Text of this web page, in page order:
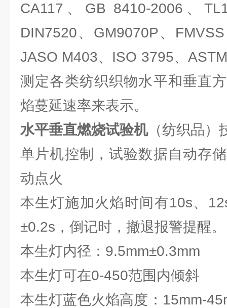
CA117、GB 8410-2006、
DIN7520、GM9070P、
JASO M403、ISO 3795、
测定各类纺织织物水平和垂直
焰蔓延速率来表示。
水平垂直燃烧试验机（纺织品）
单片机控制，试验数据自动存
动点火
本生灯施加火焰时间有10s、
±0.2s，倒记时，撤退报警提醒。
本生灯内径：9.5mm±0.3mm
本生灯可在0-450范围内倾斜
本生灯蓝色火焰高度：15mm-